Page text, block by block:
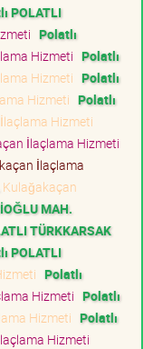
POLATLI
Polatlı
Hizmeti Polatlı
Hizmeti Polatlı
Hizmeti Polatlı
Hizmeti
İlaçlama Hizmeti
İlaçlama
Kulağakaçan
MAH.
TÜRKKARSAK
POLATLI
Polatlı
Hizmeti Polatlı
Hizmeti Polatlı
Hizmeti